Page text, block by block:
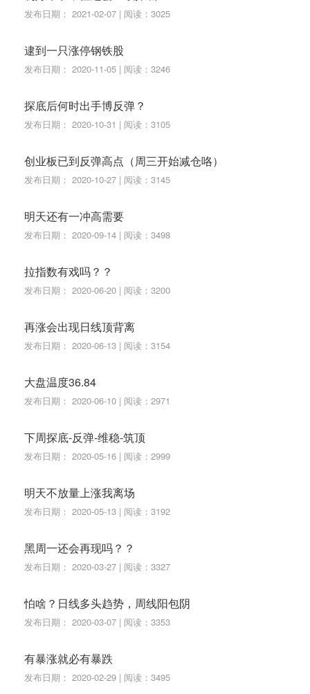
发布日期： 2021-02-07 | 阅读：3025
逮到一只涨停钢铁股
发布日期： 2020-11-05 | 阅读：3246
探底后何时出手博反弹？
发布日期： 2020-10-31 | 阅读：3105
创业板已到反弹高点（周三开始减仓咯）
发布日期： 2020-10-27 | 阅读：3145
明天还有一冲高需要
发布日期： 2020-09-14 | 阅读：3498
拉指数有戏吗？？
发布日期： 2020-06-20 | 阅读：3200
再涨会出现日线顶背离
发布日期： 2020-06-13 | 阅读：3154
大盘温度36.84
发布日期： 2020-06-10 | 阅读：2971
下周探底-反弹-维稳-筑顶
发布日期： 2020-05-16 | 阅读：2999
明天不放量上涨我离场
发布日期： 2020-05-13 | 阅读：3192
黑周一还会再现吗？？
发布日期： 2020-03-27 | 阅读：3327
怕啥？日线多头趋势，周线阳包阴
发布日期： 2020-03-07 | 阅读：3353
有暴涨就必有暴跌
发布日期： 2020-02-29 | 阅读：3495